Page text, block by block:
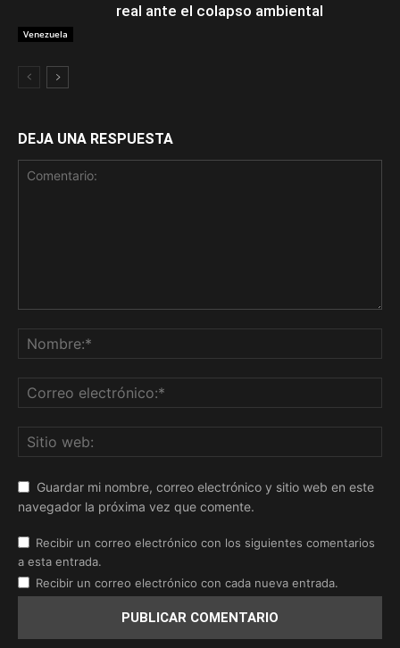
Venezuela
real ante el colapso ambiental
DEJA UNA RESPUESTA
Guardar mi nombre, correo electrónico y sitio web en este
navegador la próxima vez que comente.
Recibir un correo electrónico con los siguientes comentarios
a esta entrada.
Recibir un correo electrónico con cada nueva entrada.